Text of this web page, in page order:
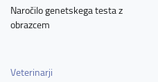
Naročilo genetskega testa z
obrazcem
Veterinarji